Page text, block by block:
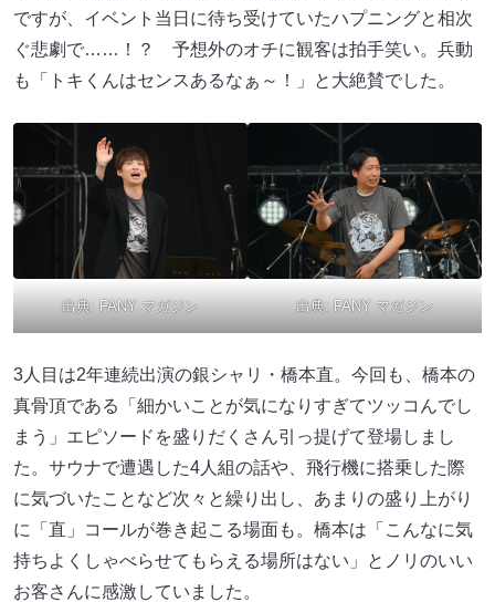
ですが、イベント当日に待ち受けていたハプニングと相次
ぐ悲劇で……！？ 予想外のオチに観客は拍手笑い。兵動
も「トキくんはセンスあるなぁ～！」と大絶賛でした。
出典: FANY マガジン 出典: FANY マガジン
3人目は2年連続出演の銀シャリ・橋本直。今回も、橋本の
真骨頂である「細かいことが気になりすぎてツッコんでし
まう」エピソードを盛りだくさん引っ提げて登場しまし
た。サウナで遭遇した4人組の話や、飛行機に搭乗した際
に気づいたことなど次々と繰り出し、あまりの盛り上がり
に「直」コールが巻き起こる場面も。橋本は「こんなに気
持ちよくしゃべらせてもらえる場所はない」とノリのいい
お客さんに感激していました。